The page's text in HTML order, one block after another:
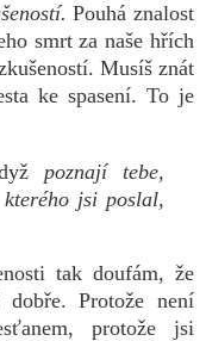
Pouhá znalost
smrt za naše hřích
Musíš znát
ke spasení. To je
poznají tebe,
jsi poslal,
tak doufám, že
Protože není
protože jsi